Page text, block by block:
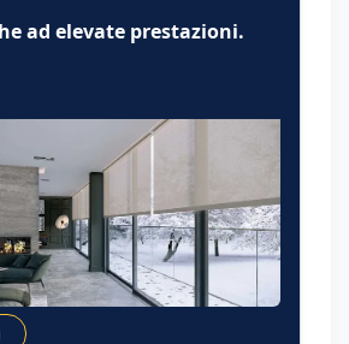
ad elevate prestazioni.